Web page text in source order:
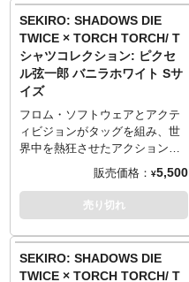
Sサイズ （65cm／49cm／42cm
／19cm）
Mサイズ （69cm／52cm／46cm
／20cm）
Lサイズ （73cm／55cm／50cm
／22cm）
XLサイズ （77cm／58cm／
54cm／24cm）
XXLサイズ （84cm／68cm／
──────────────────
■マテリアル
綿100% 5.6oz ヘビーウェイトボ
※杢灰のみ 綿90%、ポリエステ
ル10% 5.6oz ヘビーウェイトボ
ディ
を8bit調にピクセルデザイン。そ
のポップさとは裏腹に、なんと8
版ものシルクスクリーンを使用
してしまった謎の豪華仕様。
生地はしっかりとした厚みの5.6
オンスを採用。着心地が良く、
何度洗っても型崩れしづらく風
合いが出るのが特徴です。
これも、葦名のため…
──────────────────
■サイズ（着丈／身幅／肩幅／袖
Sサイズ （65cm／49cm／42cm
／19cm）
SEKIRO: SHADOWS DIE
TWICE × TORCH TORCH/ T
シャツコレクション: ピクセ
ル弦一郎 バニラホワイト Sサ
イズ
フロム・ソフトウェアとアクテ
ィビジョンがタッグを組み、世
界中を熱狂させたアクション・
アドベンチャーゲーム
『SEKIRO: SHADOWS DIE
TWICE』。「TORCH TORCH」
とのコラボレーションTシャツが
を8bit調にピクセルデザイン。そ
販売価格： ¥5,500
売り切れ
SEKIRO: SHADOWS DIE
TWICE × TORCH TORCH/ T